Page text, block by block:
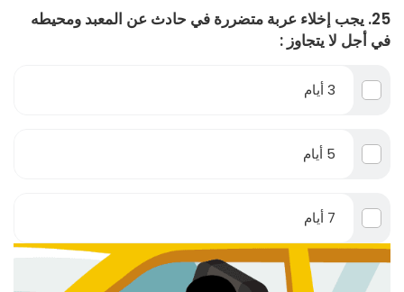
25. يجب إخلاء عربة متضررة في حادث عن المعبد ومحيطه
في أجل لا يتجاوز :
3 أيام
5 أيام
7 أيام